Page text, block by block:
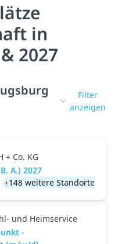
in
2027
Filter
anzeigen
+ Co. KG
A.) 2027
+148 weitere Standorte
und Heimservice
-